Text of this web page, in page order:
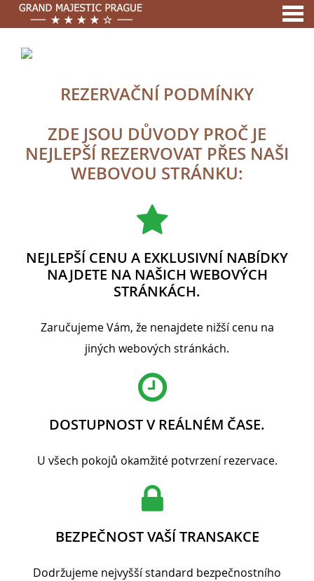
REZERVAČNÍ PODMÍNKY
REZERVAČNÍ PODMÍNKY
ZDE JSOU DŮVODY PROČ JE
NEJLEPŠÍ REZERVOVAT PŘES NAŠI
WEBOVOU STRÁNKU:
NEJLEPŠÍ CENU A EXKLUSIVNÍ NABÍDKY
NAJDETE NA NAŠICH WEBOVÝCH
STRÁNKÁCH.
Zaručujeme Vám, že nenajdete nižší cenu na
jiných webových stránkách.
DOSTUPNOST V REÁLNÉM ČASE.
U všech pokojů okamžité potvrzení rezervace.
BEZPEČNOST VAŠÍ TRANSAKCE
Dodržujeme nejvyšší standard bezpečnostního